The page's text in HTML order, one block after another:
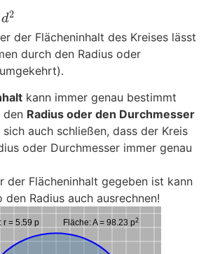
d2
der Flächeninhalt des Kreises lässt
durch den Radius oder
kann immer genau bestimmt
den Radius oder den Durchmesser
auch schließen, dass der Kreis
oder Durchmesser immer genau
der Flächeninhalt gegeben ist kann
den Radius auch ausrechnen!
r = 5.59 p Fläche: A = 98.23 p2